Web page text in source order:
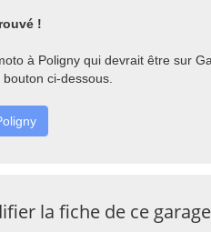
!
à Poligny qui devrait être sur
ci-dessous.
la fiche de ce